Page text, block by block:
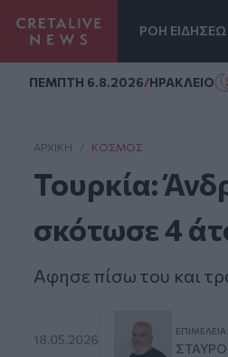
ΡΟΗ
ΠΕΜΠΤΗ 6.8.2026/ΗΡΑΚΛΕΙΟ
ΑΡΧΙΚΗ / ΚΌΣΜΟΣ
Τουρκία:
σκότωσε 4
Αφησε πίσω του και
18.05.2026
ΕΠΙΜΈΛΕΙΑ: